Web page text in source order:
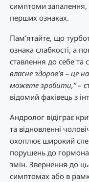
симптоми запалення,
перших ознаках.
Пам’ятайте, що
ознака слабкості, а
ставлення до себе та
власне здоров’я – це
можете зробити,”–
відомий фахівець з
Андролог відіграє
та відновленні
охоплює широкий
порушень до
змін. Звернення до
симптомах або в